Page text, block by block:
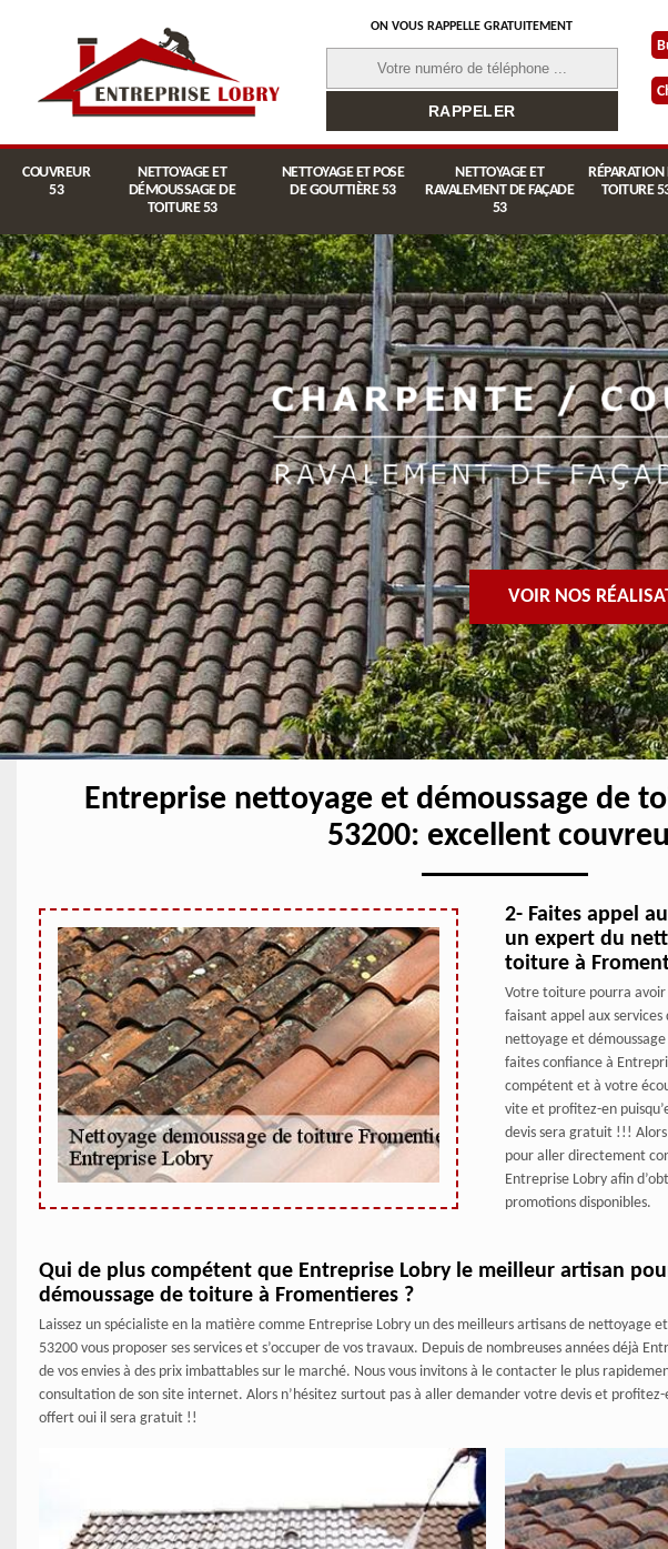
ON VOUS RAPPELLE GRATUITEMENT
COUVREUR
53
NETTOYAGE ET
DÉMOUSSAGE DE
TOITURE 53
NETTOYAGE ET POSE
DE GOUTTIÈRE 53
NETTOYAGE ET
RAVALEMENT DE FAÇADE
53
RÉPARATION
TOITURE
VOIR NOS
Entreprise nettoyage et démoussage de
53200: excellent
2- Faites appel
un expert du
toiture à
Votre toiture pourra avoir
faisant appel aux
nettoyage et
faites confiance à
compétent et à votre
vite et profitez-en
devis sera gratuit !!!
pour aller directement
Entreprise Lobry afin
promotions disponibles.
Qui de plus compétent que Entreprise Lobry le meilleur artisan
démoussage de toiture à Fromentieres ?
Laissez un spécialiste en la matière comme Entreprise Lobry un des meilleurs artisans de nettoyage
53200 vous proposer ses services et s’occuper de vos travaux. Depuis de nombreuses années déjà
de vos envies à des prix imbattables sur le marché. Nous vous invitons à le contacter le plus
consultation de son site internet. Alors n’hésitez surtout pas à aller demander votre devis et profitez-
offert oui il sera gratuit !!